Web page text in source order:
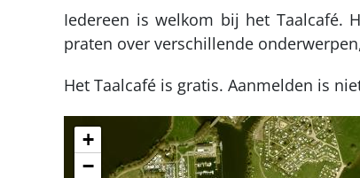
Iedereen is welkom bij het Taalcafé.
praten over verschillende
Het Taalcafé is gratis. Aanmelden is
+
−